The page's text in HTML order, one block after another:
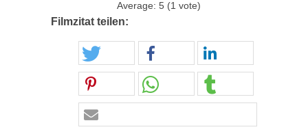
Average: 5 (1 vote)
Filmzitat teilen: